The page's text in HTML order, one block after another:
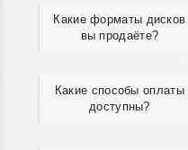
Какие форматы дисков
вы продаёте?
Какие способы оплаты
доступны?